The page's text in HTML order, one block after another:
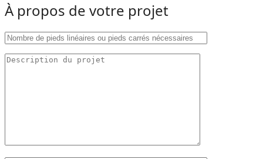
À propos de votre projet